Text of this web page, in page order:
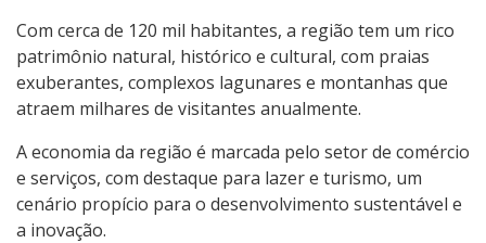
Editais
Com cerca de 120 mil habitantes, a região tem um rico
patrimônio natural, histórico e cultural, com praias
exuberantes, complexos lagunares e montanhas que
atraem milhares de visitantes anualmente.
A economia da região é marcada pelo setor de comércio
e serviços, com destaque para lazer e turismo, um
cenário propício para o desenvolvimento sustentável e
a inovação.